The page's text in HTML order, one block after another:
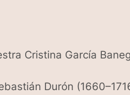
Cristina García
Durón